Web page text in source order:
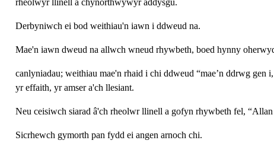
rheolwyr llinell a chynorthwywyr addysgu.
Derbyniwch ei bod weithiau'n iawn i ddweud na.
Mae'n iawn dweud na allwch wneud rhywbeth, boed hynny
canlyniadau; weithiau mae'n rhaid i chi ddweud “mae’n ddrwg
yr effaith, yr amser a'ch llesiant.
Neu ceisiwch siarad â'ch rheolwr llinell a gofyn rhywbeth fel,
Sicrhewch gymorth pan fydd ei angen arnoch chi.